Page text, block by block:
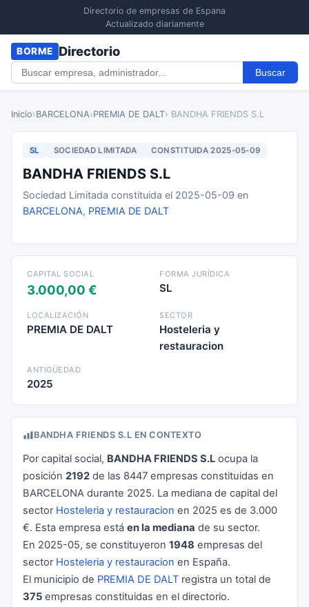
Directorio de empresas de Espana
Actualizado diariamente
BORME Directorio
Buscar
Inicio›BARCELONA›PREMIA DE DALT› BANDHA FRIENDS S.L
SL SOCIEDAD LIMITADA CONSTITUIDA 2025-05-09
BANDHA FRIENDS S.L
Sociedad Limitada constituida el 2025-05-09 en
BARCELONA, PREMIA DE DALT
CAPITAL SOCIAL
3.000,00 €
FORMA JURÍDICA
SL
LOCALIZACIÓN
PREMIA DE DALT
SECTOR
Hosteleria y
restauracion
ANTIGÜEDAD
2025
BANDHA FRIENDS S.L EN CONTEXTO
Por capital social, BANDHA FRIENDS S.L ocupa la
posición 2192 de las 8447 empresas constituidas en
BARCELONA durante 2025. La mediana de capital del
sector Hosteleria y restauracion en 2025 es de 3.000
€. Esta empresa está en la mediana de su sector.
En 2025-05, se constituyeron 1948 empresas del
sector Hosteleria y restauracion en España.
El municipio de PREMIA DE DALT registra un total de
375 empresas constituidas en el directorio.